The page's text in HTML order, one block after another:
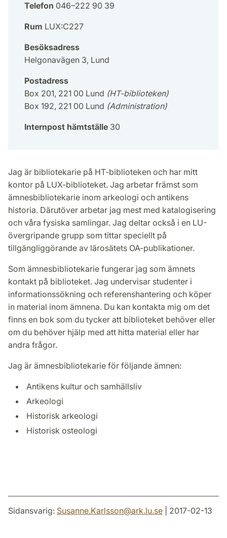
Telefon 046–222 90 39
Rum LUX:C227
Besöksadress
Helgonavägen 3, Lund
Postadress
Box 201, 221 00 Lund (HT-biblioteken)
Box 192, 221 00 Lund (Administration)
Internpost hämtställe 30
Jag är bibliotekarie på HT-biblioteken och har mitt
kontor på LUX-biblioteket. Jag arbetar främst som
ämnesbibliotekarie inom arkeologi och antikens
historia. Därutöver arbetar jag mest med katalogisering
och våra fysiska samlingar. Jag deltar också i en LU-
övergripande grupp som tittar speciellt på
tillgängliggörande av lärosätets OA-publikationer.
Som ämnesbibliotekarie fungerar jag som ämnets
kontakt på biblioteket. Jag undervisar studenter i
informationssökning och referenshantering och köper
in material inom ämnena. Du kan kontakta mig om det
finns en bok som du tycker att biblioteket behöver eller
om du behöver hjälp med att hitta material eller har
andra frågor.
Jag är ämnesbibliotekarie för följande ämnen:
Antikens kultur och samhällsliv
Arkeologi
Historisk arkeologi
Historisk osteologi
Sidansvarig: Susanne.Karlsson@ark.lu.se | 2017-02-13